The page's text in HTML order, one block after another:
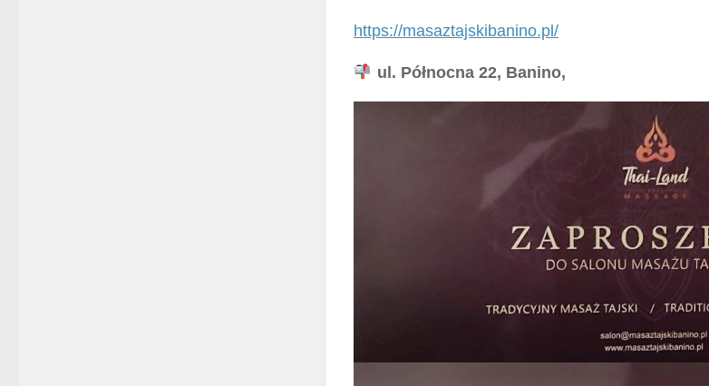
https://masaztajskibanino.pl/
ul. Północna 22, Banino,